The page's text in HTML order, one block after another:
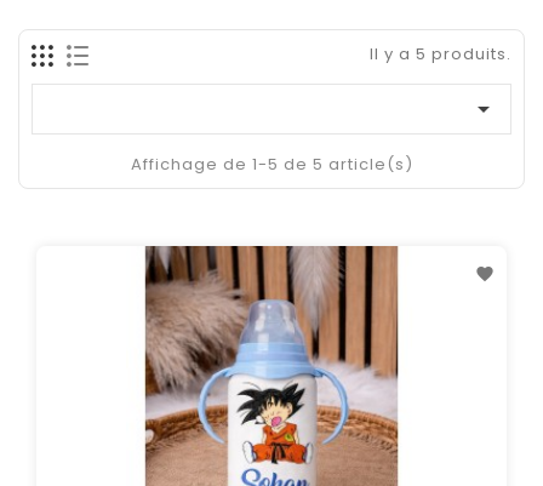
Il y a 5 produits.

Affichage de 1-5 de 5 article(s)